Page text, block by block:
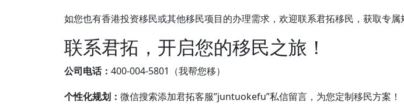
如您也有香港投资移民或其他移民项目的办理需求，欢迎联系君拓移民，获取专属
联系君拓，开启您的移民之旅！
公司电话： 400-004-5801（我帮您移）
个性化规划： 微信搜索添加君拓客服”juntuokefu”私信留言，为您定制移民方案！